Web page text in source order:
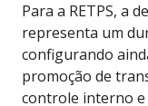
Para a RETPS, a
representa um
configurando
promoção de
controle interno e